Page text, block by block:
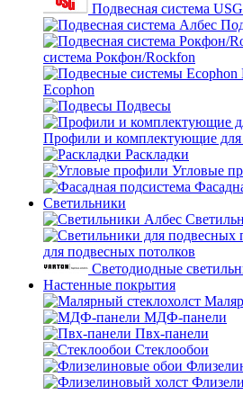
Подвесная система
система Рокфон/Rockfon
Ecophon
Подвесы
Профили и комплектующие
Раскладки
Угловые
Светильники
для подвесных потолков
Светодиодные
Настенные покрытия
МДФ-панели
Пвх-панели
Стеклообои